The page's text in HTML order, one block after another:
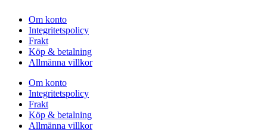
Om konto
Integritetspolicy
Frakt
Köp & betalning
Allmänna villkor
Om konto
Integritetspolicy
Frakt
Köp & betalning
Allmänna villkor